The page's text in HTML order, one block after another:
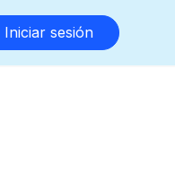
Iniciar sesión